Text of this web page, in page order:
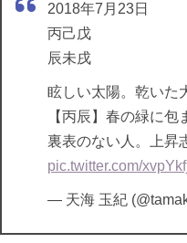
2018年7月23日
丙己戊
辰未戌
眩しい太陽。乾いた
【丙辰】春の緑に
裏表のない人。上昇
pic.twitter.com/
— 天海 玉紀